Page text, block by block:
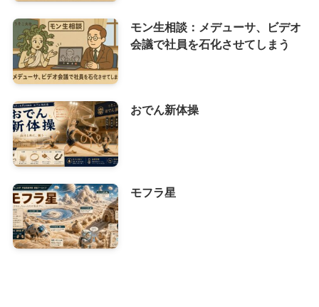
モン生相談：メデューサ、ビデオ
会議で社員を石化させてしまう
おでん新体操
モフラ星